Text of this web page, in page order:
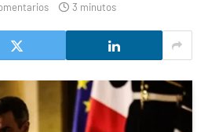
3 minutos